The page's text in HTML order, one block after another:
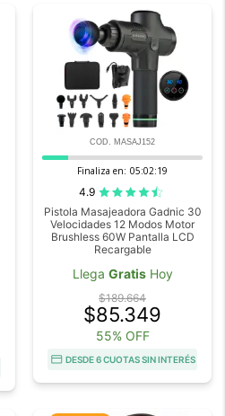
COD. MASAJ152
Finaliza en: 05:02:18
4.9
Pistola Masajeadora Gadnic 30
Velocidades 12 Modos Motor
Brushless 60W Pantalla LCD
Recargable
Llega GratisHoy
$189.664
$85.349
55% OFF
DESDE 6 CUOTAS SIN INTERÉS